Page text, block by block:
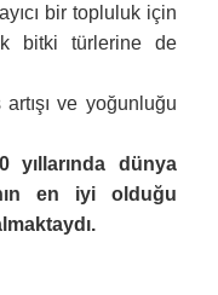
bir topluluk için
bitki türlerine de
ve yoğunluğu
yıllarında dünya
en iyi olduğu